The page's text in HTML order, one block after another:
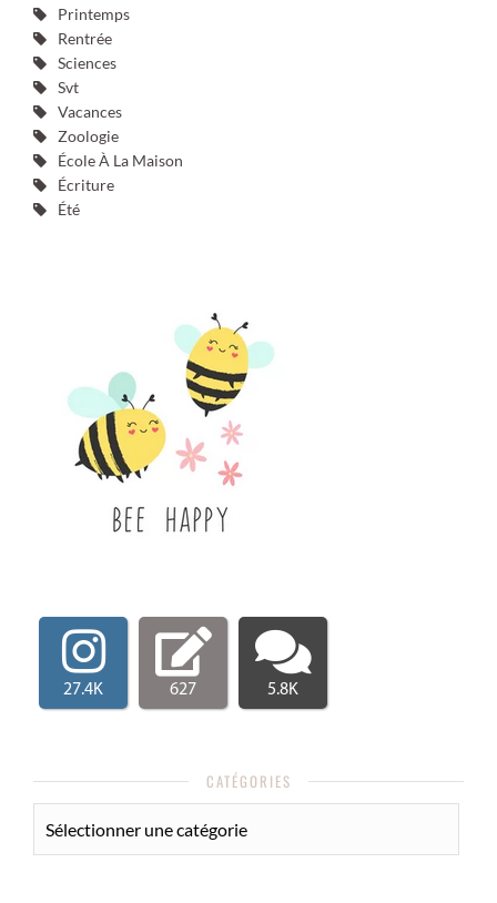
Printemps
Rentrée
Sciences
Svt
Vacances
Zoologie
École À La Maison
Écriture
Été
27.4K 627 5.8K
CATÉGORIES
CATÉGORIES